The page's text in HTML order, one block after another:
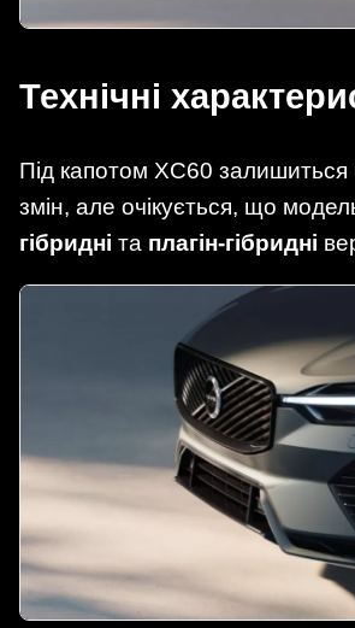
Технічні
Під капотом XC60 залишиться
змін, але очікується, що
гібридні та плагін-гібридні